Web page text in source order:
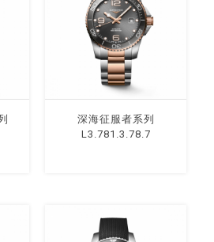
深海征服者系列
L3.781.3.78.7